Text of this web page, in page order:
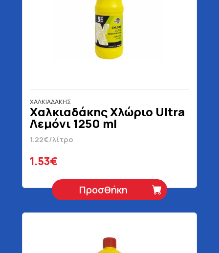
ΧΑΛΚΙΑΔΑΚΗΣ
Χαλκιαδάκης Χλώριο Ultra
Λεμόνι 1250 ml
1.22€/λίτρο
1.53€
Προσθήκη